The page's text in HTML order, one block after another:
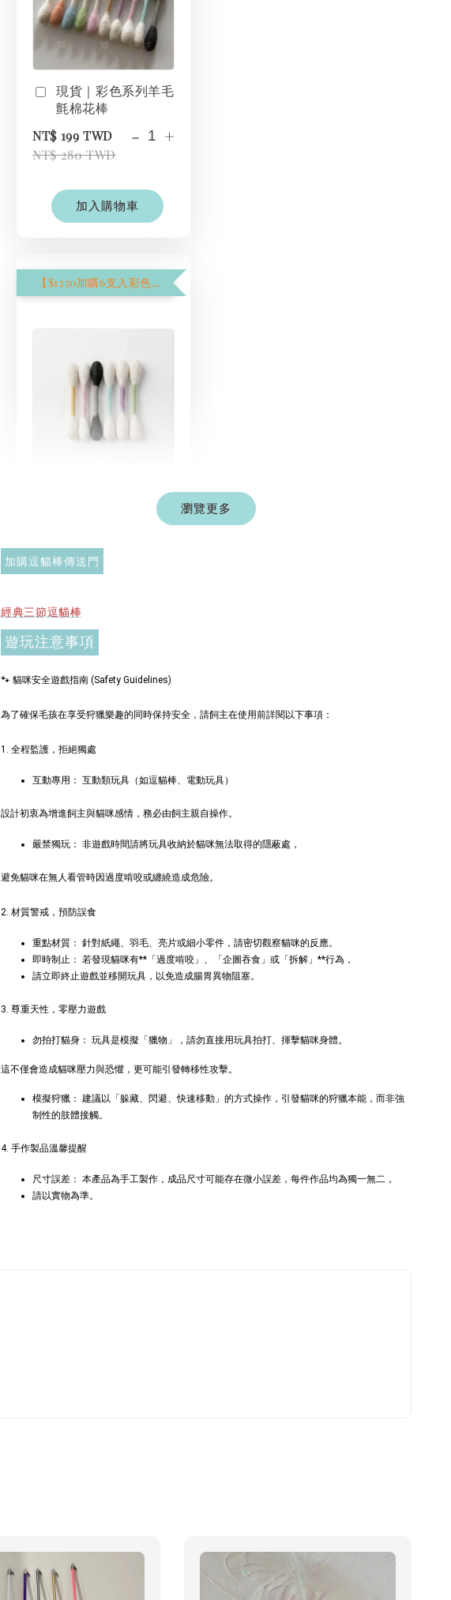
現貨｜彩色系列羊毛
氈棉花棒
NT$ 199 TWD
NT$ 280 TWD
- +
加入購物車
【$1250加購6支入彩色棉花棒】
現貨｜彩色系列羊毛
NT$ 1,500 TWD
加入購物車
$289加購奧咪樂 紓壓玩具
瀏覽全部
Aumüller 奧咪樂｜
毛雪貂
NT$ 289 TWD
- +
三效貓草玩具
NT$ 289 TWD
- +
加入購物車
瀏覽更多
加購逗貓棒傳送門
經典三節逗貓棒
遊玩注意事項
🐾 貓咪安全遊戲指南 (Safety Guidelines)
為了確保毛孩在享受狩獵樂趣的同時保持安全，請飼主在使用前詳閱以下事項：
1. 全程監護，拒絕獨處
互動專用： 互動類玩具（如逗貓棒、電動玩具）
設計初衷為增進飼主與貓咪感情，務必由飼主親自操作。
嚴禁獨玩： 非遊戲時間請將玩具收納於貓咪無法取得的隱蔽處，
避免貓咪在無人看管時因過度啃咬或纏繞造成危險。
2. 材質警戒，預防誤食
重點材質： 針對紙繩、羽毛、亮片或細小零件，請密切觀察貓咪的反應。
即時制止： 若發現貓咪有**「過度啃咬」、「企圖吞食」或「拆解」**行為，
請立即終止遊戲並移開玩具，以免造成腸胃異物阻塞。
3. 尊重天性，零壓力遊戲
勿拍打貓身： 玩具是模擬「獵物」，請勿直接用玩具拍打、揮擊貓咪身體。
這不僅會造成貓咪壓力與恐懼，更可能引發轉移性攻擊。
模擬狩獵： 建議以「躲藏、閃避、快速移動」的方式操作，引發貓咪的狩獵本能，而非強
制性的肢體接觸。
4. 手作製品溫馨提醒
尺寸誤差： 本產品為手工製作，成品尺寸可能存在微小誤差，每件作品均為獨一無二，
請以實物為準。